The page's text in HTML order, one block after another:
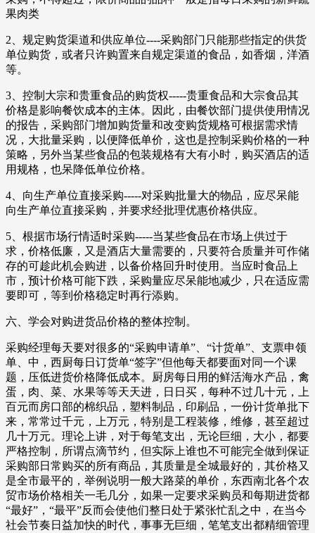
果肉类
2、规定购货渠道和供应单位----采购部门只能那些指定的供货
单位购货，或者只许购置来自规定渠道的食品，如香烟，洋酒
等。
3、控制大宗和贵重食品的购货权-----贵重食品和大宗食品其
价格是影响餐饮成本的主体。因此，由餐饮部门提供使用情况
的报告，采购部门增加购货量和改变购货规格可根据需求情
况，大批量采购，以便降低单价，这也是控制采购价格的一种
策略，另外当某些食品的包装规格有大有小时，购买酒店的适
用规格，也呆降低单位价格。
4、向生产单位直接采购-----对采购批量大的物品，应尽呆能
向生产单位直接采购，并要求经批理优惠价格供应。
5、根据市场行情适时采购-----当某些食品在市场上供过于
求，价格低廉，又是酒店大量需要的，只要符合质量并可作储
存的可趁此机会购进，以备价格回升时使用。当应时食品上
市，预计价格可能下跌，采购量应尽呆能地减少，只在适应需
要即可，等到价格稳定时再行添购。
六、学会对购进货品价格的整体控制。
采购经理每天要对很多的“采购申请单”、“计货单”、支票申领
单、中，西厨每日订货单“签字”但他每天都要面对同一个课
题，压低进货价格降低成本。厨房每日用的鲜活海水产品，禽
蛋，肉、菜、水果等等天天进，日日买，每种不过几十元，上
百元而房口部的棉织品，塑料制品，印刷品，一份计货单批下
来，常常过千元，上万元，特别是工程装修，维修，甚至超过
几十万元。理论上讲，对于每笔支出，无论巨细，大小，都要
严格控制，所谓点滴节约，但实际上谁也不可能完全做到保证
采购部日常购买的所有商品，其质量是全城最好的，其价格又
是全市最平的，举例说明一般大路菜的单价，东西南北各个农
贸市场价格相关一毛几分，如果一定要求采购员和每期进货都
“最好”，“最平”反而会使他们整日处于紧张忙乱之中，在当今
社会节奏日益加快的时代，事事无巨细，笔笔支出都精细管理